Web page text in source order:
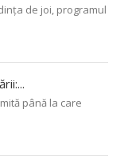
de joi, programul
până la care